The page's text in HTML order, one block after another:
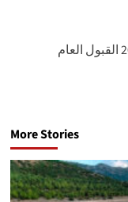
موقع نتيجة قبول الجامعات السودانية 2022 القبول العام
More Stories